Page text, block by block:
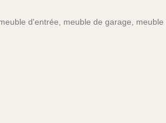
d'entrée, meuble de garage, meuble